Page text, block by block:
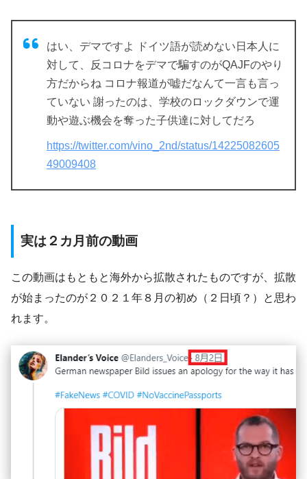
はい、デマですよ ドイツ語が読めない日本人に
対して、反コロナをデマで騙すのがQAJFのやり
方だからね コロナ報道が嘘だなんて一言も言っ
ていない 謝ったのは、学校のロックダウンで運
動や遊ぶ機会を奪った子供達に対してだろ
https://twitter.com/vino_2nd/status/14225082605
49009408
実は２カ月前の動画
この動画はもともと海外から拡散されたものですが、拡散
が始まったのが２０２１年８月の初め（２日頃？）と思わ
れます。